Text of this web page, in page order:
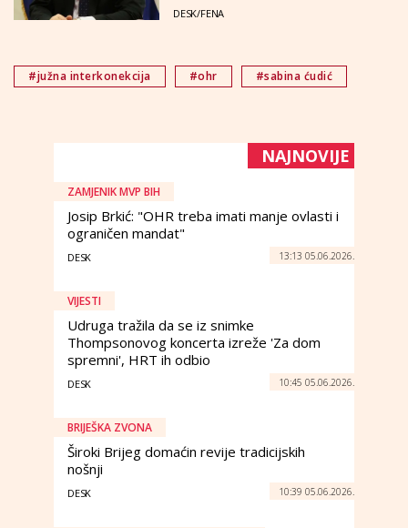
DESK/FENA
#južna interkonekcija #ohr #sabina ćudić
NAJNOVIJE
ZAMJENIK MVP BIH
Josip Brkić: "OHR treba imati manje ovlasti i
ograničen mandat"
DESK 13:13 05.06.2026.
VIJESTI
Udruga tražila da se iz snimke
Thompsonovog koncerta izreže 'Za dom
spremni', HRT ih odbio
DESK 10:45 05.06.2026.
BRIJEŠKA ZVONA
Široki Brijeg domaćin revije tradicijskih
nošnji
DESK 10:39 05.06.2026.